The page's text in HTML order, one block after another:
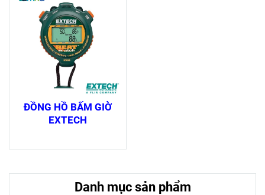
ĐỒNG HỒ BẤM GIỜ
EXTECH
Danh mục sản phẩm